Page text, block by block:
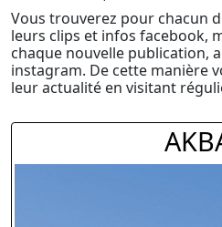
Vous trouverez pour chacun
leurs clips et infos facebook,
chaque nouvelle publication,
instagram. De cette manière
leur actualité en visitant